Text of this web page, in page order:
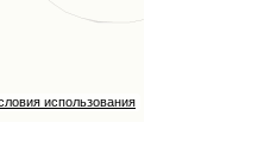
использования